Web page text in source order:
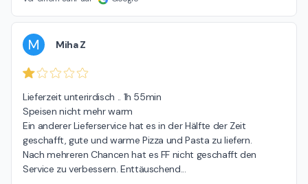
M Miha Z
Lieferzeit unterirdisch .. 1h 55min
Speisen nicht mehr warm
Ein anderer Lieferservice hat es in der Hälfte der Zeit
geschafft, gute und warme Pizza und Pasta zu liefern.
Nach mehreren Chancen hat es FF nicht geschafft den
Service zu verbessern. Enttäuschend...